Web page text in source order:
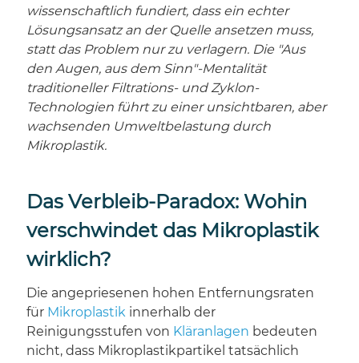
wissenschaftlich fundiert, dass ein echter
Lösungsansatz an der Quelle ansetzen muss,
statt das Problem nur zu verlagern. Die "Aus
den Augen, aus dem Sinn"-Mentalität
traditioneller Filtrations- und Zyklon-
Technologien führt zu einer unsichtbaren, aber
wachsenden Umweltbelastung durch
Mikroplastik.
Das Verbleib-Paradox: Wohin
verschwindet das Mikroplastik
wirklich?
Die angepriesenen hohen Entfernungsraten
für Mikroplastik innerhalb der
Reinigungsstufen von Kläranlagen bedeuten
nicht, dass Mikroplastikpartikel tatsächlich